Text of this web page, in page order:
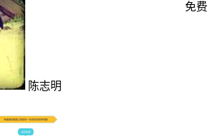
陈志明
免费